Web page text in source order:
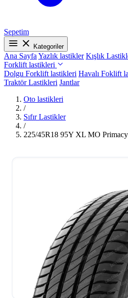
Sepetim
Kategoriler
Ana Sayfa Yazlık lastikler Kışlık
Forklift lastikleri
Dolgu Forklift lastikleri Havalı Foklift
Traktör Lastikleri Jantlar
Oto lastikleri
/
Sıfır Lastikler
/
225/45R18 95Y XL MO